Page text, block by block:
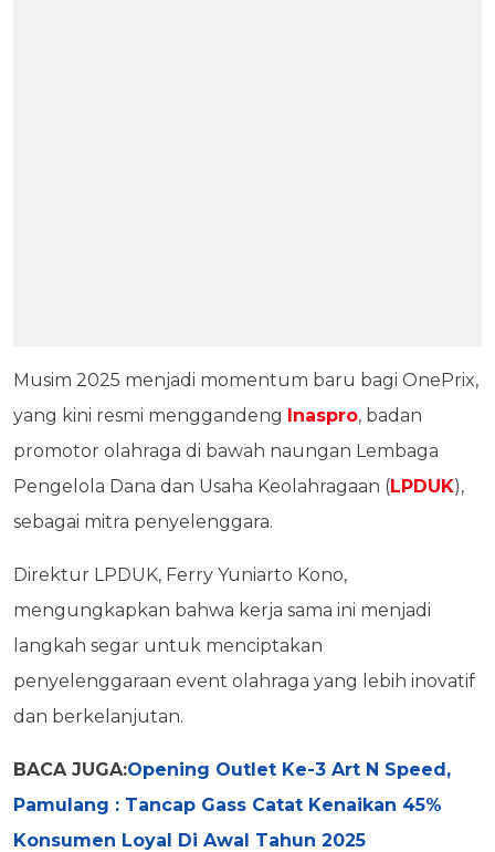
Musim 2025 menjadi momentum baru bagi OnePrix,
yang kini resmi menggandeng Inaspro, badan
promotor olahraga di bawah naungan Lembaga
Pengelola Dana dan Usaha Keolahragaan (LPDUK),
sebagai mitra penyelenggara.
Direktur LPDUK, Ferry Yuniarto Kono,
mengungkapkan bahwa kerja sama ini menjadi
langkah segar untuk menciptakan
penyelenggaraan event olahraga yang lebih inovatif
dan berkelanjutan.
BACA JUGA:Opening Outlet Ke-3 Art N Speed,
Pamulang : Tancap Gass Catat Kenaikan 45%
Konsumen Loyal Di Awal Tahun 2025